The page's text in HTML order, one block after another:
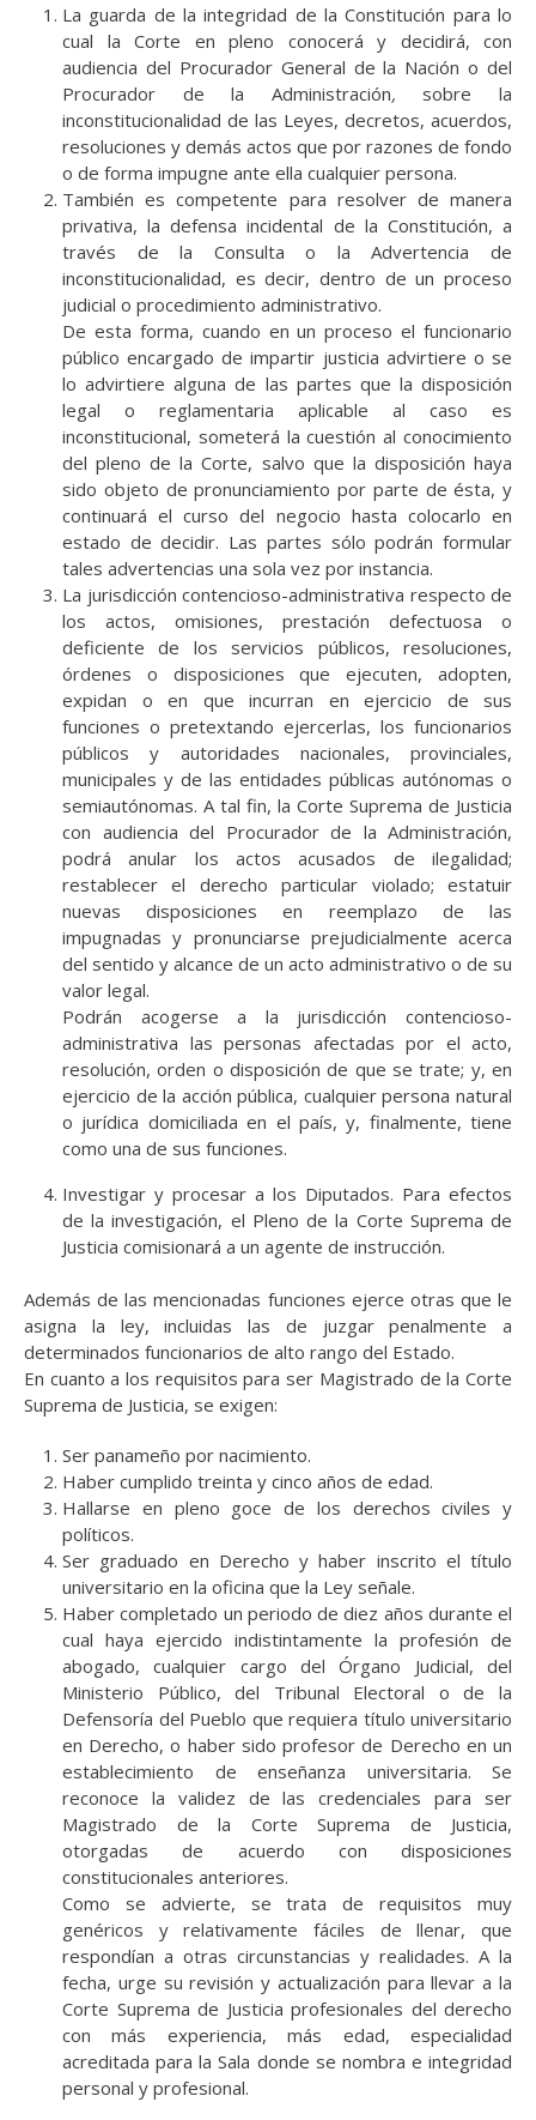
La guarda de la integridad de la Constitución para lo
cual la Corte en pleno conocerá y decidirá, con
audiencia del Procurador General de la Nación o del
Procurador de la Administración,sobre la
inconstitucionalidad de las Leyes, decretos, acuerdos,
resoluciones y demás actos que por razones de fondo
o de forma impugne ante ella cualquier persona.
También es competente para resolver de manera
privativa, la defensa incidental de la Constitución, a
través de la Consulta o la Advertencia de
inconstitucionalidad, es decir, dentro de un proceso
judicial o procedimiento administrativo.
De esta forma, cuando en un proceso el funcionario
público encargado de impartir justicia advirtiere o se
lo advirtiere alguna de las partes que la disposición
legal o reglamentaria aplicable al caso es
inconstitucional, someterá la cuestión al conocimiento
del pleno de la Corte, salvo que la disposición haya
sido objeto de pronunciamiento por parte de ésta, y
continuará el curso del negocio hasta colocarlo en
estado de decidir. Las partes sólo podrán formular
tales advertencias una sola vez por instancia.
La jurisdicción contencioso-administrativa respecto de
los actos, omisiones, prestación defectuosa o
deficiente de los servicios públicos, resoluciones,
órdenes o disposiciones que ejecuten, adopten,
expidan o en que incurran en ejercicio de sus
funciones o pretextando ejercerlas, los funcionarios
públicos y autoridades nacionales, provinciales,
municipales y de las entidades públicas autónomas o
semiautónomas. A tal fin, la Corte Suprema de Justicia
con audiencia del Procurador de la Administración,
podrá anular los actos acusados de ilegalidad;
restablecer el derecho particular violado; estatuir
nuevas disposiciones en reemplazo de las
impugnadas y pronunciarse prejudicialmente acerca
del sentido y alcance de un acto administrativo o de su
valor legal.
Podrán acogerse a la jurisdicción contencioso-
administrativa las personas afectadas por el acto,
resolución, orden o disposición de que se trate; y, en
ejercicio de la acción pública, cualquier persona natural
o jurídica domiciliada en el país, y, finalmente, tiene
como una de sus funciones.
Investigar y procesar a los Diputados. Para efectos
de la investigación, el Pleno de la Corte Suprema de
Justicia comisionará a un agente de instrucción.
Además de las mencionadas funciones ejerce otras que le
asigna la ley, incluidas las de juzgar penalmente a
determinados funcionarios de alto rango del Estado.
En cuanto a los requisitos para ser Magistrado de la Corte
Suprema de Justicia, se exigen:
Ser panameño por nacimiento.
Haber cumplido treinta y cinco años de edad.
Hallarse en pleno goce de los derechos civiles y
políticos.
Ser graduado en Derecho y haber inscrito el título
universitario en la oficina que la Ley señale.
Haber completado un periodo de diez años durante el
cual haya ejercido indistintamente la profesión de
abogado, cualquier cargo del Órgano Judicial, del
Ministerio Público, del Tribunal Electoral o de la
Defensoría del Pueblo que requiera título universitario
en Derecho, o haber sido profesor de Derecho en un
establecimiento de enseñanza universitaria. Se
reconoce la validez de las credenciales para ser
Magistrado de la Corte Suprema de Justicia,
otorgadas de acuerdo con disposiciones
constitucionales anteriores.
Como se advierte, se trata de requisitos muy
genéricos y relativamente fáciles de llenar, que
respondían a otras circunstancias y realidades. A la
fecha, urge su revisión y actualización para llevar a la
Corte Suprema de Justicia profesionales del derecho
con más experiencia, más edad, especialidad
acreditada para la Sala donde se nombra e integridad
personal y profesional.